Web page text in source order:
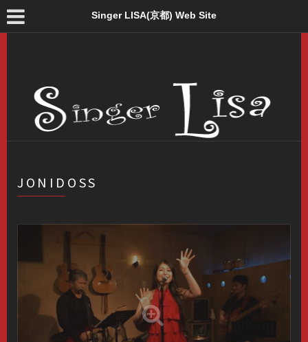
Singer LISA(京都) Web Site
JONIDOSS